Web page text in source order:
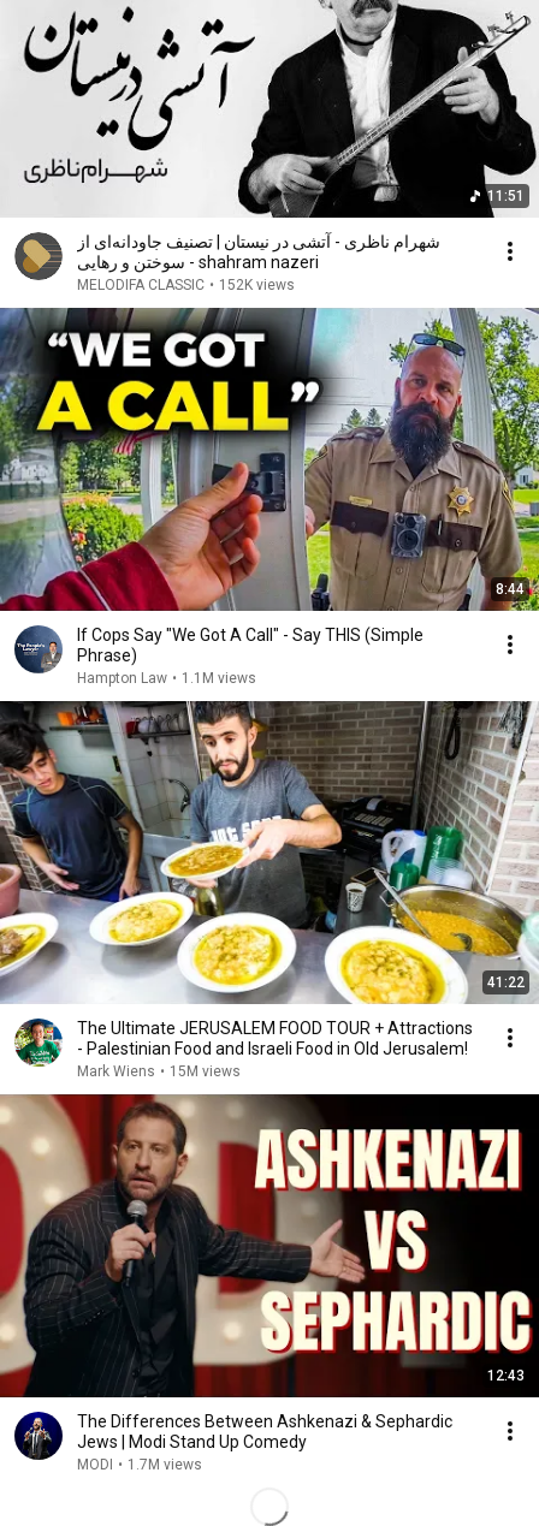
11:51
شهرام ناظری - آتشی در نیستان | تصنیف جاودانه‌ای از
سوختن و رهایی - shahram nazeri
MELODIFA CLASSIC • 152K views
8:44
If Cops Say "We Got A Call" - Say THIS (Simple
Phrase)
Hampton Law • 1.1M views
41:22
The Ultimate JERUSALEM FOOD TOUR + Attractions
- Palestinian Food and Israeli Food in Old Jerusalem!
Mark Wiens • 15M views
12:43
The Differences Between Ashkenazi & Sephardic
Jews | Modi Stand Up Comedy
MODI • 1.7M views